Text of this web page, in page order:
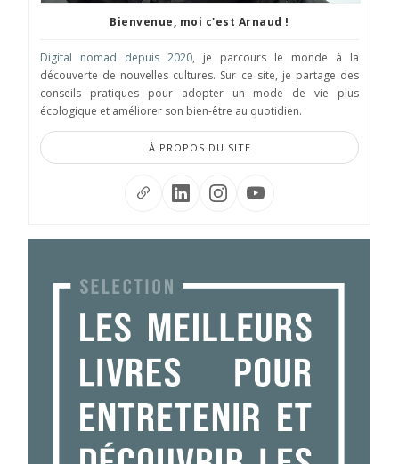
Bienvenue, moi c'est Arnaud !
Digital nomad depuis 2020, je parcours le monde à la
découverte de nouvelles cultures. Sur ce site, je partage des
conseils pratiques pour adopter un mode de vie plus
écologique et améliorer son bien-être au quotidien.
À PROPOS DU SITE